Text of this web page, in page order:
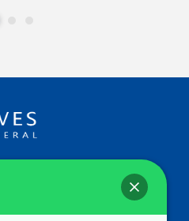
Principal, Ala C – Gabinete